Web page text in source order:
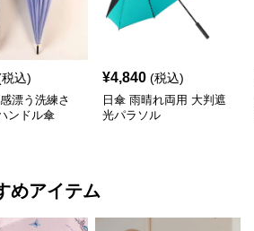
込)
漂う洗練さ
ンドル傘
¥4,840 (税込)
日傘 雨晴れ両用 大判遮
光パラソル
めアイテム